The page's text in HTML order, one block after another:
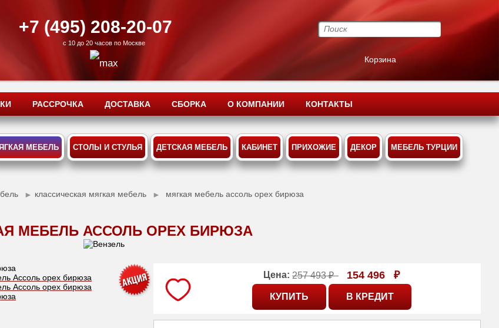
Корзина
+7 (495) 208-20-07
с 10 до 20 часов по Москве
РАССРОЧКА ДОСТАВКА СБОРКА О КОМПАНИИ КОНТАКТЫ
МЕБЕЛЬ СТОЛЫ И СТУЛЬЯ ДЕТСКАЯ МЕБЕЛЬ КАБИНЕТ ПРИХОЖИЕ ДЕКОР МЕБЕЛЬ ТУРЦИИ
► классическая мягкая мебель ► мягкая мебель ассоль орех бирюза
МЕБЕЛЬ АССОЛЬ ОРЕХ БИРЮЗА
Цена: 257 493 ₽ 154 496 ₽